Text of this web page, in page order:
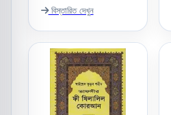
বিস্তারিত দেখুন